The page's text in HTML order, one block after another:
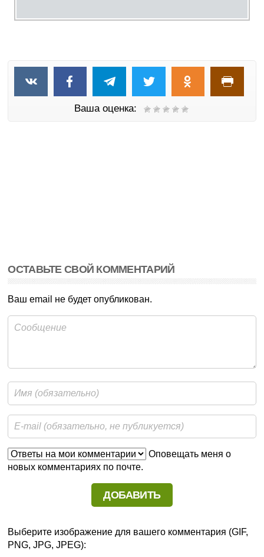
Ваша оценка:
ОСТАВЬТЕ СВОЙ КОММЕНТАРИЙ
Ваш email не будет опубликован.
Оповещать меня о
новых комментариях по почте.
Выберите изображение для вашего комментария (GIF,
PNG, JPG, JPEG):